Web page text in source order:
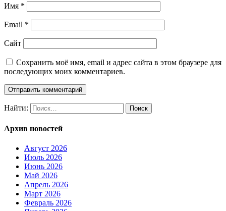
Имя *
Email *
Сайт
Сохранить моё имя, email и адрес сайта в этом браузере для
последующих моих комментариев.
Найти:
Архив новостей
Август 2026
Июль 2026
Июнь 2026
Май 2026
Апрель 2026
Март 2026
Февраль 2026